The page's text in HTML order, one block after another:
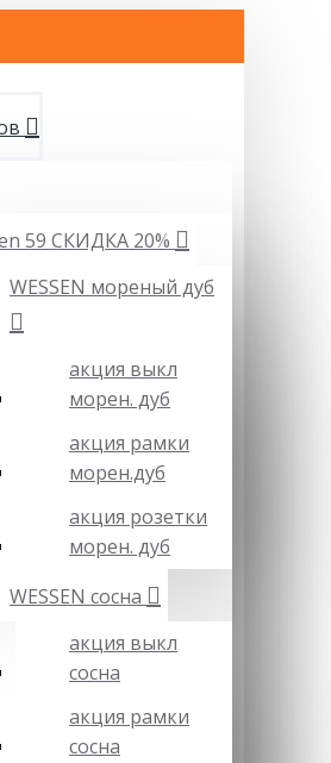
59 СКИДКА 20%
WESSEN мореный дуб
акция выкл
морен. дуб
акция рамки
морен.дуб
акция розетки
морен. дуб
WESSEN сосна
акция выкл
сосна
акция рамки
сосна